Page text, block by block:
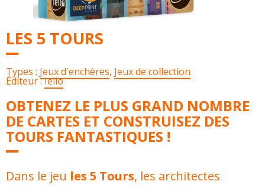
LES 5 TOURS
Types : Jeux d'enchères, Jeux de collection
Éditeur :Iello
OBTENEZ LE PLUS GRAND NOMBRE
DE CARTES ET CONSTRUISEZ DES
TOURS FANTASTIQUES !
Dans le jeu les 5 Tours, les architectes